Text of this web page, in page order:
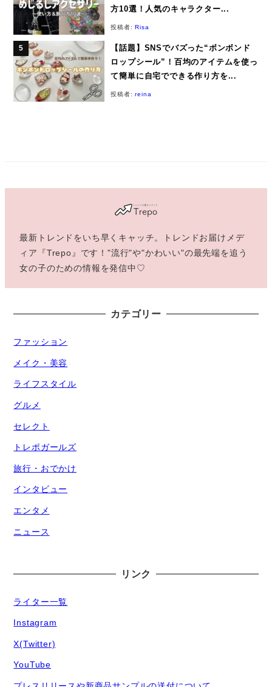
方10選！人気のキャラクター...
投稿者:Risa
【話題】SNSでバズった“ボンボンド
ロップシール”！百均のアイテムを使っ
て簡単に自宅でできる作り方を...
投稿者:reina
最新トレンドをいち早くキャッチ。トレンドお届けメデ
ィア『Trepo』です！"流行"や"かわいい"の最先端を追う
女の子のための情報を発信中♡
カテゴリー
ファッション
メイク・美容
ライフスタイル
グルメ
セレクト
トレポガールズ
旅行・おでかけ
インタビュー
エンタメ
ニュース
リンク
ライター一覧
Instagram
X(Twitter)
YouTube